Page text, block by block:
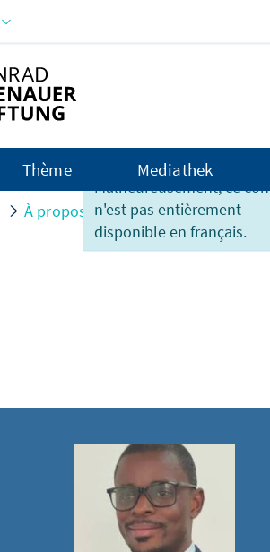
Malheureusement, ce
n'est pas entièrement
disponible en français.
Thème Mediathek
À propos de nous Organisation